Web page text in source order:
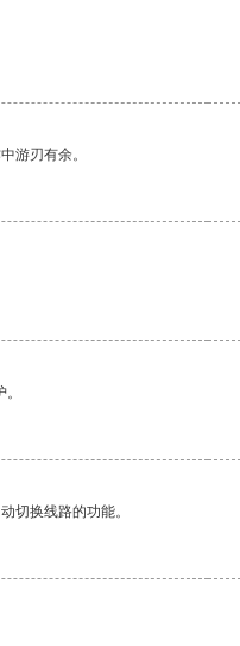
游刃有余。
切换线路的功能。